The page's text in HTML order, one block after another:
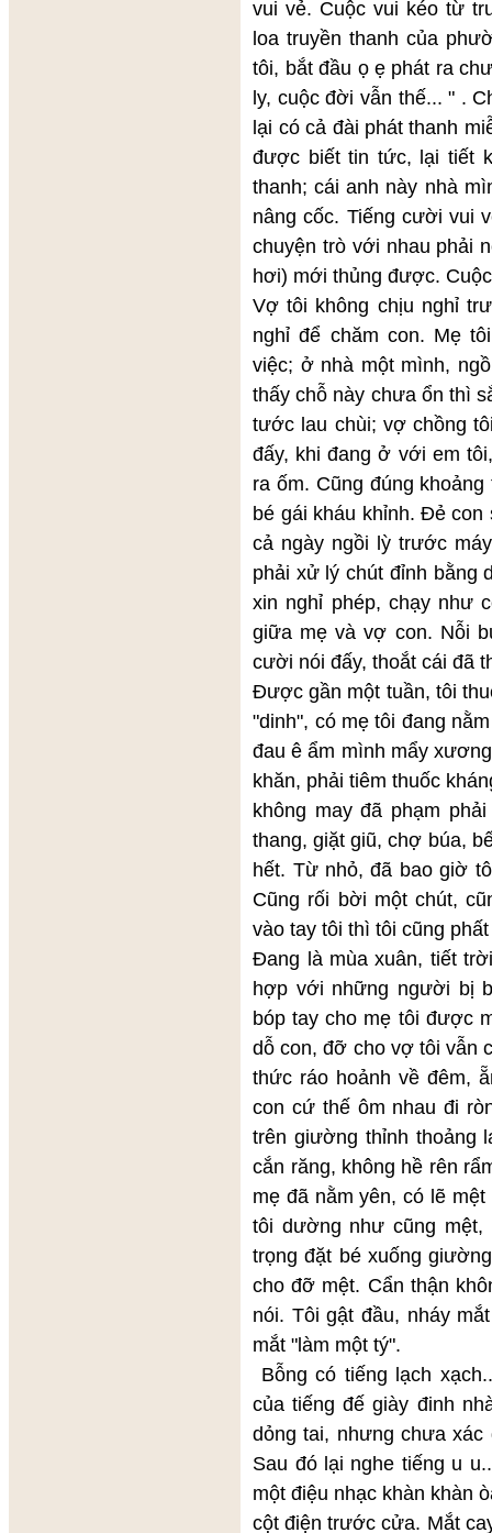
vui vẻ. Cuộc vui kéo từ
loa truyền thanh của
tôi, bắt đầu ọ ẹ phát ra
ly, cuộc đời vẫn thế... " .
lại có cả đài phát thanh
được biết tin tức, lại tiết
thanh; cái anh này nhà
nâng cốc. Tiếng cười vui
chuyện trò với nhau phải
hơi) mới thủng được.
Vợ tôi không chịu nghỉ
nghỉ để chăm con. Mẹ
việc; ở nhà một mình,
thấy chỗ này chưa ổn thì
tước lau chùi; vợ chồng
đấy, khi đang ở với em
ra ốm. Cũng đúng
bé gái kháu khỉnh. Đẻ
cả ngày ngồi lỳ trước
phải xử lý chút đỉnh bằng
xin nghỉ phép, chạy như
giữa mẹ và vợ con. Nỗi
cười nói đấy, thoắt cái đã
Được gần một tuần, tôi
"dinh", có mẹ tôi đang
đau ê ẩm mình mẩy
khăn, phải tiêm thuốc
không may đã phạm
thang, giặt giũ, chợ búa,
hết. Từ nhỏ, đã bao giờ
Cũng rối bời một chút,
vào tay tôi thì tôi cũng
Đang là mùa xuân, tiết
hợp với những người bị
bóp tay cho mẹ tôi được
dỗ con, đỡ cho vợ tôi vẫn
thức ráo hoảnh về đêm,
con cứ thế ôm nhau đi
trên giường thỉnh thoảng
cắn răng, không hề rên
mẹ đã nằm yên, có lẽ
tôi dường như cũng
trọng đặt bé xuống
cho đỡ mệt. Cẩn thận
nói. Tôi gật đầu, nháy
mắt "làm một tý".
Bỗng có tiếng lạch
của tiếng đế giày đinh
dỏng tai, nhưng chưa
Sau đó lại nghe tiếng u
một điệu nhạc khàn khàn
cột điện trước cửa. Mắt